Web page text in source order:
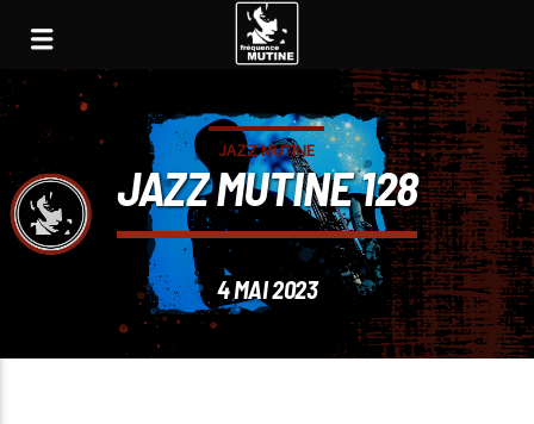
JAZZ MUTINE
JAZZ MUTINE 128
4 MAI 2023